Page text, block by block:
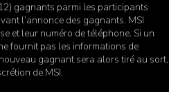
gagnants parmi les participants
l’annonce des gagnants. MSI
et leur numéro de téléphone. Si un
fournit pas les informations de
gagnant sera alors tiré au sort.
de MSI.